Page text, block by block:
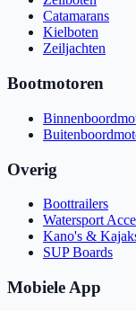
Catamarans
Kielboten
Zeiljachten
Bootmotoren
Overig
Boottrailers
Watersport
Kano's &
SUP Boards
Mobiele App